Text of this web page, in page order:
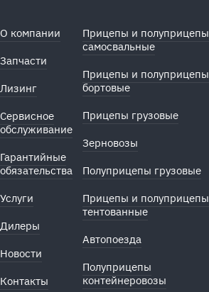
О компании
Запчасти
Лизинг
Сервисное
обслуживание
Гарантийные
обязательства
Услуги
Дилеры
Новости
Контакты
Прицепы и полуприцепы
самосвальные
Прицепы и полуприцепы
бортовые
Прицепы грузовые
Зерновозы
Полуприцепы грузовые
Прицепы и полуприцепы
тентованные
Автопоезда
Полуприцепы
контейнеровозы